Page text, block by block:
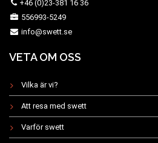
+46 (0)23-381 16 36
556993-5249
info@swett.se
VETA OM OSS
Vilka är vi?
Att resa med swett
Varför swett